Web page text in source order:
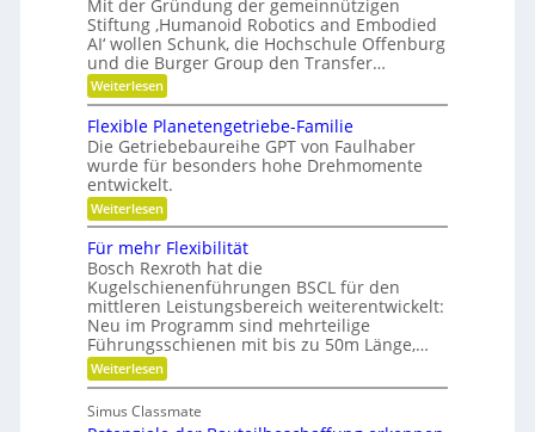
h
e
c
h
e
r
a
t
i
o
n
n
f
ü
r
R
o
b
o
t
e
r
g
r
e
f
e
r
r
s
t
e
n
,
e
i
n
e
V
e
a
n
t
w
o
r
t
u
n
Mit der Gründung der gemeinnützigen
Stiftung ‚Humanoid Robotics and Embodied
AI‘ wollen Schunk, die Hochschule Offenburg
und die Burger Group den Transfer…
Weiterlesen:
G
e
m
e
i
n
n
ü
z
i
g
e
S
t
i
f
t
n
Flexible Planetengetriebe-Familie
Die Getriebebaureihe GPT von Faulhaber
wurde für besonders hohe Drehmomente
entwickelt.
Weiterlesen:
F
e
x
i
b
l
e
P
l
a
n
Für mehr Flexibilität
Bosch Rexroth hat die
Kugelschienenführungen BSCL für den
mittleren Leistungsbereich weiterentwickelt:
Neu im Programm sind mehrteilige
Führungsschienen mit bis zu 50m Länge,…
Weiterlesen:
F
r
Simus Classmate